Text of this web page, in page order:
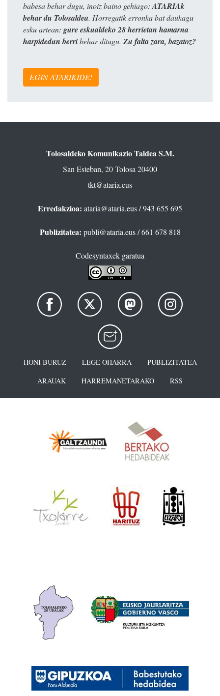
babesa behar dugu, inoiz baino gehiago:ATARIAk
behar du Tolosaldea. Horregatik erronka bat daukagu
esku artean: gure eskualdeko 28 herrietan hamarna
harpidedun berribehar ditugu. Zu falta zara, bazatoz?
EGIN ATARIKIDE!
Tolosaldeko Komunikazio Taldea S.M.
San Esteban, 20 Tolosa 20400
tkt@ataria.eus
Erredakzioa: ataria@ataria.eus/ 943 655 695
Publizitatea: publi@ataria.eus/ 661 678 818
Codesyntaxek garatua
HONI BURUZ LEGE OHARRA
PUBLIZITATEA
ARAUAK
HARREMANETARAKO RSS